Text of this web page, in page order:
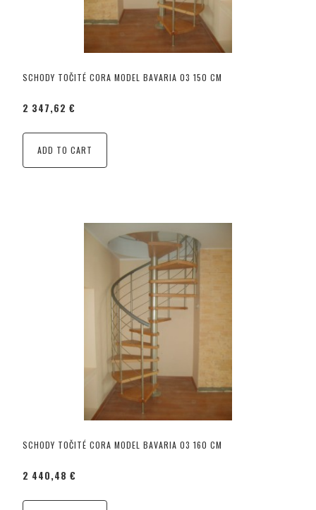
SCHODY TOČITÉ CORA MODEL BAVARIA 03 150 CM
2 347,62 €
ADD TO CART
SCHODY TOČITÉ CORA MODEL BAVARIA 03 160 CM
2 440,48 €